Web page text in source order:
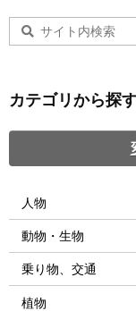
カテゴリから探
人物
動物・生物
乗り物、交通
植物